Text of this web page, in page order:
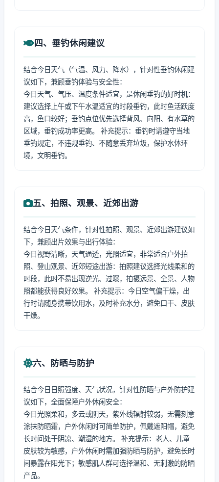
四、垂钓休闲建议
结合今日天气（气温、风力、降水），针对性垂钓休闲建
议如下，兼顾垂钓体验与安全性：
今日天气、气压、温度条件适宜，是休闲垂钓的好时机：
建议选择上午或下午水温适宜的时段垂钓，此时鱼活跃度
高，鱼口较好；垂钓点位优先选择背风、向阳、有水草的
区域，垂钓成功率更高。 补充提示：垂钓时请遵守当地
垂钓规定，不违规垂钓、不随意丢弃垃圾，保护水体环
境，文明垂钓。
五、拍照、观景、近郊出游
结合今日天气条件，针对性拍照、观景、近郊出游建议如
下，兼顾出片效果与出行体验：
今日视野清晰，天气通透，光照适宜，非常适合户外拍
照、登山观景、近郊短途出游：拍照建议选择光线柔和的
时段，此时不易出现逆光、过曝，拍摄远景、全景、人物
照都能获得良好效果。 补充提示：今日空气偏干燥，出
行时请随身携带饮用水，及时补充水分，避免口干、皮肤
干燥。
六、防晒与防护
结合今日日照强度、天气状况，针对性防晒与户外防护建
议如下，全面保障户外休闲安全：
今日光照柔和，多云或阴天，紫外线辐射较弱，无需刻意
涂抹防晒霜，户外休闲时可简单防护，佩戴遮阳帽，避免
长时间处于阴凉、潮湿的地方。 补充提示：老人、儿童
皮肤较为敏感，户外休闲时需加强防晒与防护，避免长时
间暴露在阳光下；敏感肌人群可选择温和、无刺激的防晒
产品。